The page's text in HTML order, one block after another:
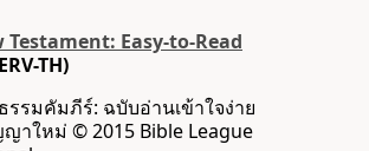
Testament: Easy-to-Read
TH)
รมคัมภีร์: ฉบับอ่านเข้าใจง่าย
าใหม่ © 2015 Bible League